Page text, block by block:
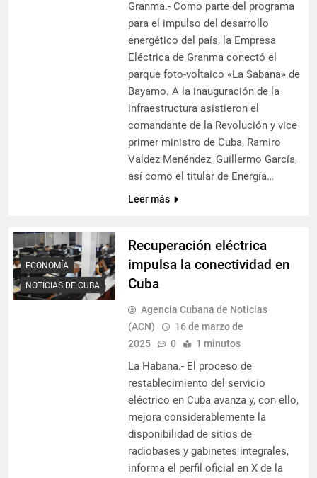
Granma.- Como parte del programa
para el impulso del desarrollo
energético del país, la Empresa
Eléctrica de Granma conectó el
parque foto-voltaico «La Sabana» de
Bayamo. A la inauguración de la
infraestructura asistieron el
comandante de la Revolución y vice
primer ministro de Cuba, Ramiro
Valdez Menéndez, Guillermo García,
así como el titular de Energía…
Leer más
ECONOMÍA
NOTICIAS DE CUBA
Recuperación eléctrica
impulsa la conectividad en
Cuba
Agencia Cubana de Noticias
(ACN)
16 de marzo de
2025
0 1 minutos
La Habana.- El proceso de
restablecimiento del servicio
eléctrico en Cuba avanza y, con ello,
mejora considerablemente la
disponibilidad de sitios de
radiobases y gabinetes integrales,
informa el perfil oficial en X de la